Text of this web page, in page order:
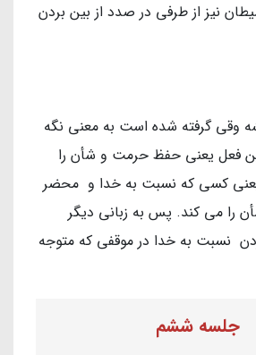
نیز از طرفی در صدد از بین بردن
وقی گرفته شده است به معنی نگه
فعل یعنی حفظ حرمت و شأن را
کسی که نسبت به خدا و محضر
را می کند. پس به زبانی دیگر
نسبت به خدا در موقفی که متوجه
جلسه ششم